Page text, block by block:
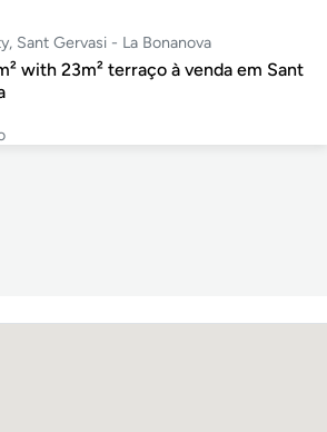
Sant Gervasi - La Bonanova
with 23m² terraço à venda em Sant